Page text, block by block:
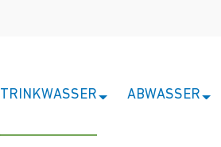
TRINKWASSER ABWASSER